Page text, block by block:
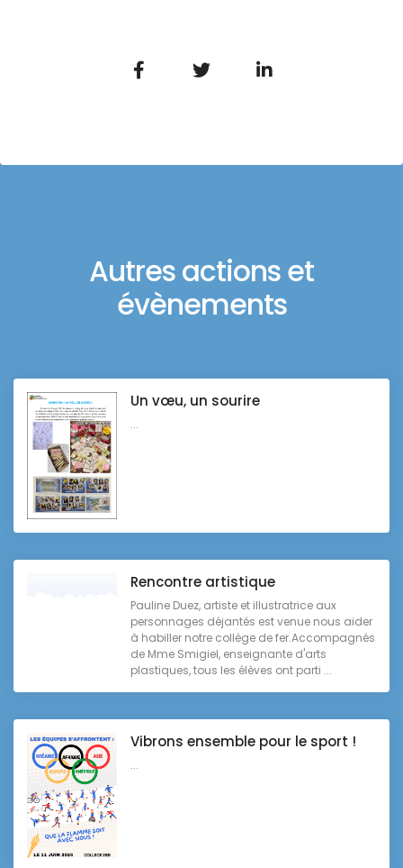
Autres actions et
évènements
Un vœu, un sourire
...
Rencontre artistique
Pauline Duez, artiste et illustratrice aux
personnages déjantés est venue nous aider
à habiller notre collège de fer.Accompagnés
de Mme Smigiel, enseignante d'arts
plastiques, tous les élèves ont parti ...
Vibrons ensemble pour le sport !
...